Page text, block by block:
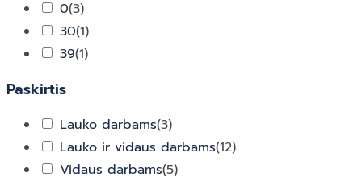
0(3)
30(1)
39(1)
Paskirtis
Lauko darbams(3)
Lauko ir vidaus darbams(12)
Vidaus darbams(5)